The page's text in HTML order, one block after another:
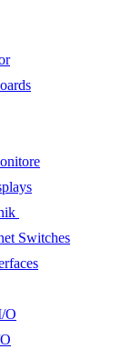
Switches
O